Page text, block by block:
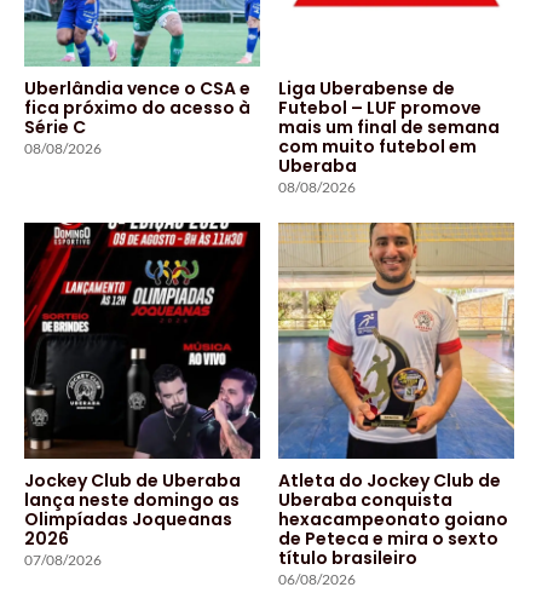
Uberlândia vence o CSA e
fica próximo do acesso à
Série C
08/08/2026
Liga Uberabense de
Futebol – LUF promove
mais um final de semana
com muito futebol em
Uberaba
08/08/2026
Jockey Club de Uberaba
lança neste domingo as
Olimpíadas Joqueanas
2026
07/08/2026
Atleta do Jockey Club de
Uberaba conquista
hexacampeonato goiano
de Peteca e mira o sexto
título brasileiro
06/08/2026